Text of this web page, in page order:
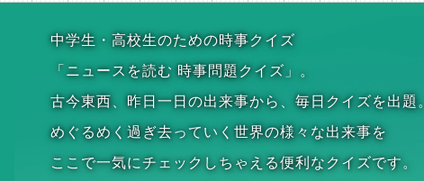
中学生・高校生のための時事クイズ
「ニュースを読む 時事問題クイズ」。
古今東西、昨日一日の出来事から、毎日クイズを出題。
めぐるめく過ぎ去っていく世界の様々な出来事を
ここで一気にチェックしちゃえる便利なクイズです。